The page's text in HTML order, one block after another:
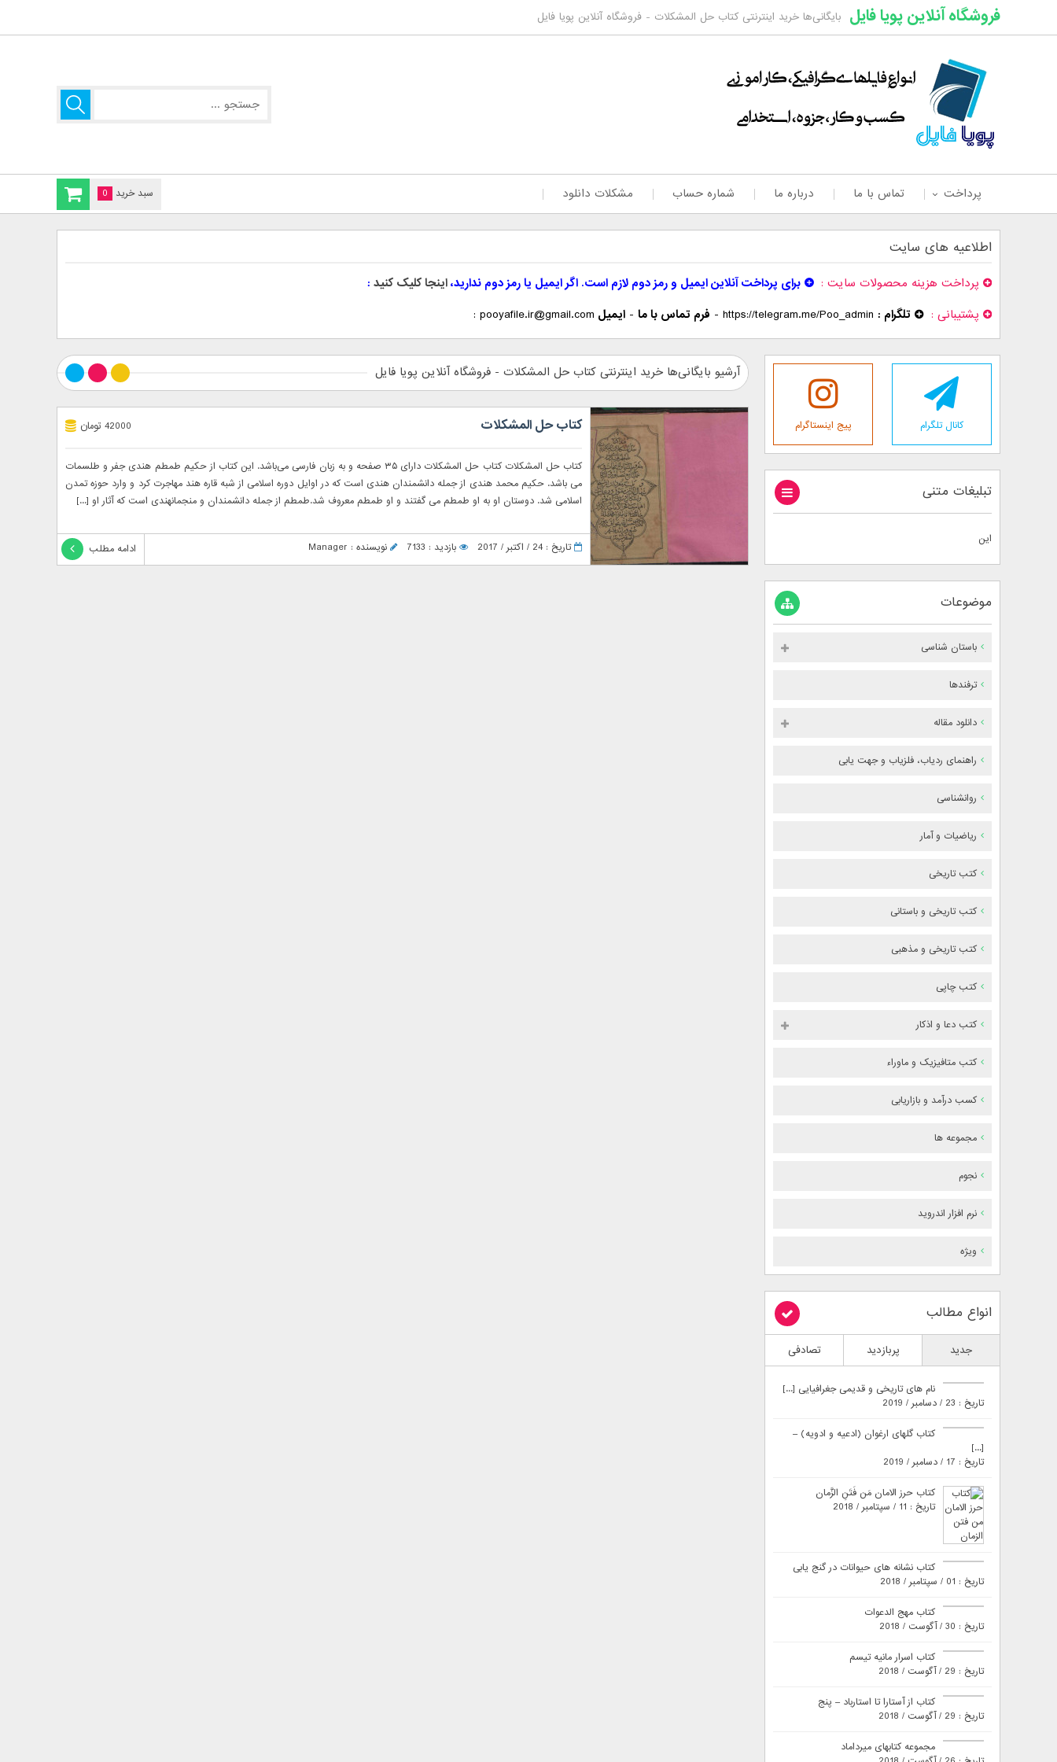
فروشگاه آنلاین پویا فایل بایگانی‌ها خرید اینترنتی کتاب حل المشکلات - فروشگاه آنلاین پویا فایل
سبد خرید 0 پرداخت تماس با ما درباره ما شماره حساب مشکلات دانلود
اطلاعیه های سایت
پرداخت هزینه محصولات سایت برای پرداخت آنلاین ایمیل و رمز دوم لازم است. اگر ایمیل یا رمز دوم ندارید،اینجا کلیک کنید
پشتیبانی
تلگرام : https://telegram.me/Poo_admin
- فرم تماس با ما - ایمیل pooyafile.ir@gmail.com
آرشیو بایگانی‌ها خرید اینترنتی کتاب حل المشکلات - فروشگاه آنلاین پویا فایل
42000 تومان کتاب حل المشکلات
کتاب حل المشکلات کتاب حل المشکلات دارای ۳۵ صفحه و به زبان فارسی می‌باشد. این کتاب از حکیم طمطم هندی جفر و طلسمات
می باشد. حکیم محمد هندی از جمله دانشمندان هندی است که در اوایل دوره اسلامی از شبه قاره هند مهاجرت کرد و وارد حوزه تمدن
اسلامی شد. دوستان او به او طمطم می گفتند و او طمطم معروف شد.طمطم از جمله دانشمندان و منجمانهندی است که آثار او [...]
ادامه مطلب تاریخ : 24 / اکتبر / 2017 بازدید : 7133 نویسنده : Manager
کانال تلگرام پیج اینستاگرام
تبلیغات متنی
این
موضوعات
باستان شناسی
ترفندها
دانلود مقاله
راهنمای ردیاب، فلزیاب و جهت یابی
روانشناسی
ریاضیات و آمار
کتب تاریخی
کتب تاریخی و باستانی
کتب تاریخی و مذهبی
کتب چاپی
کتب دعا و اذکار
کتب متافیزیک و ماوراء
کسب درآمد و بازاریابی
مجموعه ها
نجوم
نرم افزار اندروید
ویژه
انواع مطالب
جدید پربازدید تصادفی
نام های تاریخی و قدیمی جغرافیایی [...]
تاریخ : 23 / دسامبر / 2019
کتاب گلهای ارغوان (ادعیه و ادویه) –
[...]
تاریخ : 17 / دسامبر / 2019
کتاب حرز الامان مَن فَتَنِ الزَّمان
تاریخ : 11 / سپتامبر / 2018
کتاب نشانه های حیوانات در گنج یابی
تاریخ : 01 / سپتامبر / 2018
کتاب مهج الدعوات
تاریخ : 30 / آگوست / 2018
کتاب اسرار مانیه تیسم
تاریخ : 29 / آگوست / 2018
کتاب از آستارا تا استارباد – پنج
تاریخ : 29 / آگوست / 2018
مجموعه کتابهای میرداماد